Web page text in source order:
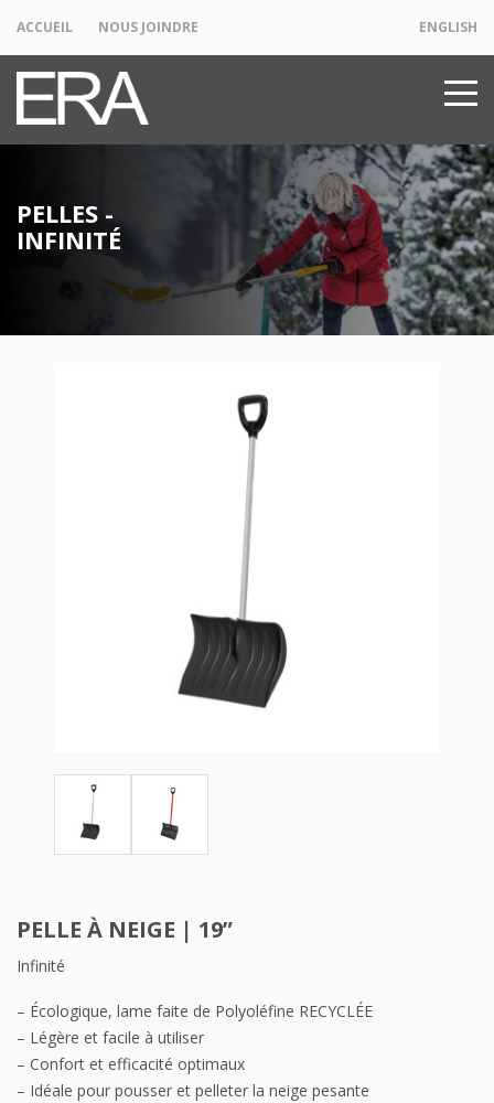
ACCUEIL NOUS JOINDRE ENGLISH
PELLES -
INFINITÉ
PELLE À NEIGE | 19”
Infinité
– Écologique, lame faite de Polyoléfine RECYCLÉE
– Légère et facile à utiliser
– Confort et efficacité optimaux
– Idéale pour pousser et pelleter la neige pesante